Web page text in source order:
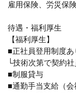
雇用保険、労災保
待遇・福利厚生
【福利厚生】
■正社員登用制度あ
└技術次第で契約
■制服貸与
■通勤手当支給（会